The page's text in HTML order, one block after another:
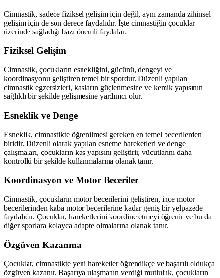
Cimnastik, sadece fiziksel gelişim için değil, aynı zamanda zihinsel
gelişim için de son derece faydalıdır. İşte cimnastiğin çocuklar
üzerinde sağladığı bazı önemli faydalar:
Fiziksel Gelişim
Cimnastik, çocukların esnekliğini, gücünü, dengeyi ve
koordinasyonu geliştiren temel bir spordur. Düzenli yapılan
cimnastik egzersizleri, kasların güçlenmesine ve kemik yapısının
sağlıklı bir şekilde gelişmesine yardımcı olur.
Esneklik ve Denge
Esneklik, cimnastikte öğrenilmesi gereken en temel becerilerden
biridir. Düzenli olarak yapılan esneme hareketleri ve denge
çalışmaları, çocukların kas yapısını geliştirir, vücutlarını daha
kontrollü bir şekilde kullanmalarına olanak tanır.
Koordinasyon ve Motor Beceriler
Cimnastik, çocukların motor becerilerini geliştiren, ince motor
becerilerinden kaba motor becerilerine kadar geniş bir yelpazede
faydalıdır. Çocuklar, hareketlerini koordine etmeyi öğrenir ve bu da
diğer sporlara kolayca adapte olmalarına olanak tanır.
Özgüven Kazanma
Çocuklar, cimnastikte yeni hareketler öğrendikçe ve başarılı oldukça
özgüven kazanır. Başarıya ulaşmanın verdiği mutluluk, çocukların